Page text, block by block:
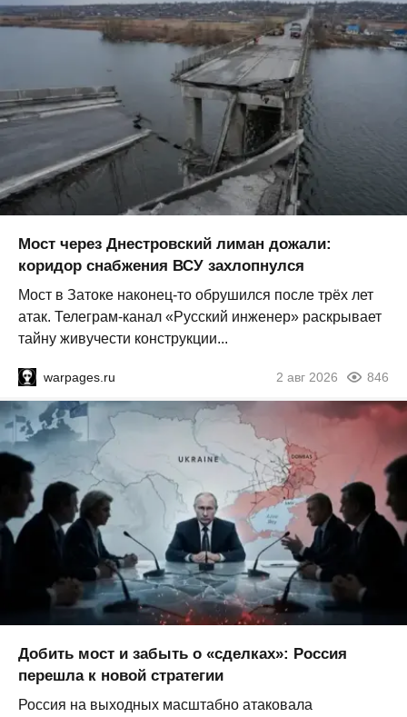
Мост через Днестровский лиман дожали:
коридор снабжения ВСУ захлопнулся
Мост в Затоке наконец-то обрушился после трёх лет
атак. Телеграм-канал «Русский инженер» раскрывает
тайну живучести конструкции...
warpages.ru 2 авг 2026 846
Добить мост и забыть о «сделках»: Россия
перешла к новой стратегии
Россия на выходных масштабно атаковала